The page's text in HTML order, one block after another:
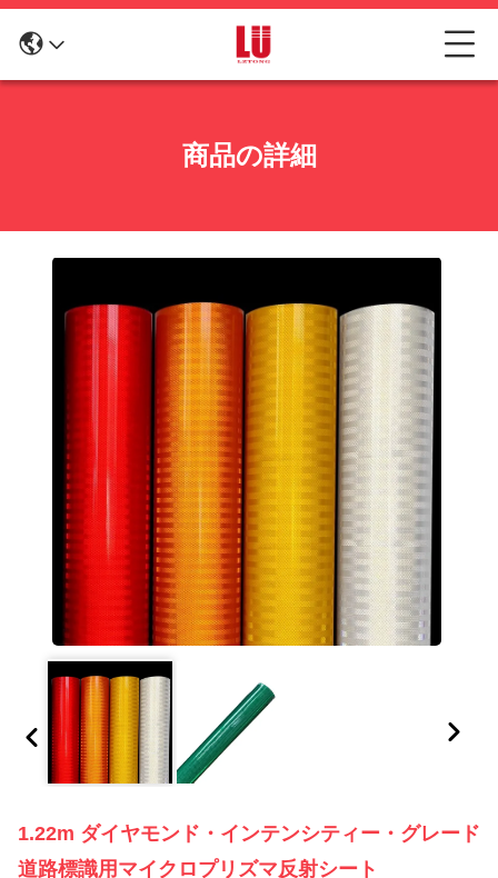
商品の詳細
1.22m ダイヤモンド・インテンシティー・グレード
道路標識用マイクロプリズマ反射シート